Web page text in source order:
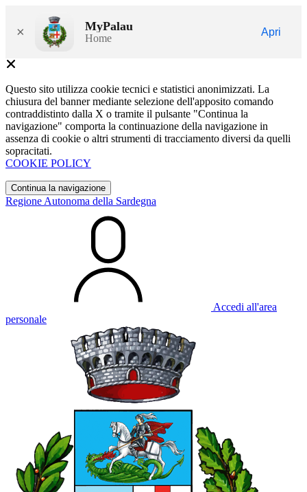
× MyPalau
Home
Apri
Questo sito utilizza cookie tecnici e statistici anonimizzati. La
chiusura del banner mediante selezione dell'apposito comando
contraddistinto dalla X o tramite il pulsante "Continua la
navigazione" comporta la continuazione della navigazione in
assenza di cookie o altri strumenti di tracciamento diversi da quelli
sopracitati.
COOKIE POLICY
Continua la navigazione
Regione Autonoma della Sardegna
Accedi all'area
personale